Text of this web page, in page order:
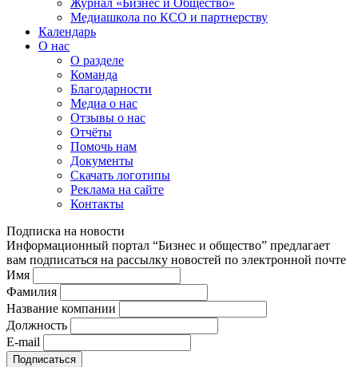
Журнал «Бизнес и Общество»
Медиашкола по КСО и партнерству
Календарь
О нас
О разделе
Команда
Благодарности
Медиа о нас
Отзывы о нас
Отчёты
Помочь нам
Документы
Скачать логотипы
Реклама на сайте
Контакты
Подписка на новости
Информационный портал “Бизнес и общество” предлагает
вам подписаться на рассылку новостей по электронной почте
Имя
Фамилия
Название компании
Должность
E-mail